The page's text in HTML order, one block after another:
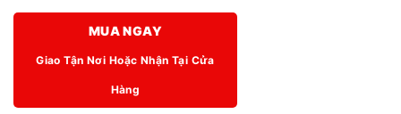
MUA NGAY
Giao Tận Nơi Hoặc Nhận Tại Cửa
Hàng